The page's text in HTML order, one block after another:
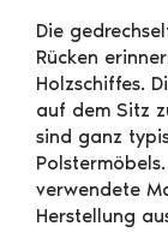
Die
Rücken
Holzschiffes.
auf dem Sitz
sind ganz
verwendete
Herstellung